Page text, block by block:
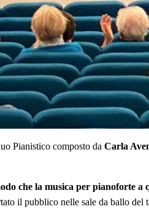
Pianistico composto da Carla
che la musica per pianoforte
il pubblico nelle sale da ballo del